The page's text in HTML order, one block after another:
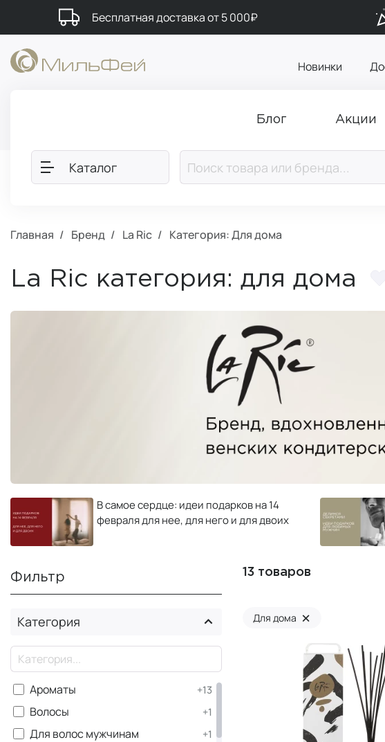
Бесплатная доставка от 5 000₽
Новинки
Блог Акции
Каталог
Главная Бренд La Ric Категория: Для дома
La Ric категория: для дома
В самое сердце: идеи подарков на 14
февраля для нее, для него и для двоих
Фильтр
Категория
Ароматы +13
Волосы +1
Для волос мужчинам +1
13 товаров
Для дома ×